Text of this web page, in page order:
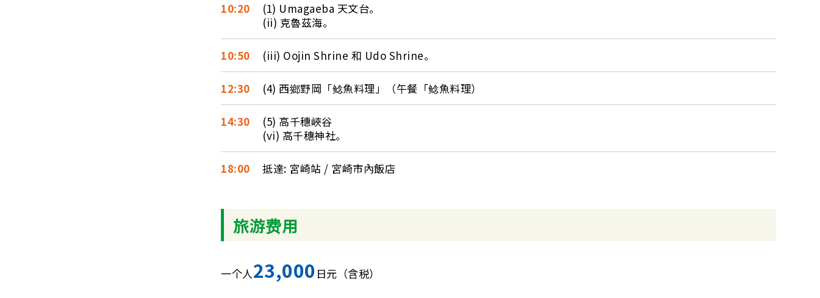
10:20
(1) Umagaeba 天文台。
(ii) 克魯茲海。
10:50 (iii) Oojin Shrine 和 Udo Shrine。
12:30 (4) 西鄉野岡「鲶魚料理」（午餐「鲶魚料理）
14:30
(5) 高千穗峽谷
(vi) 高千穗神社。
18:00 抵達: 宮崎站 / 宮崎市內飯店
旅游费用
一个人23,000 日元（含税）